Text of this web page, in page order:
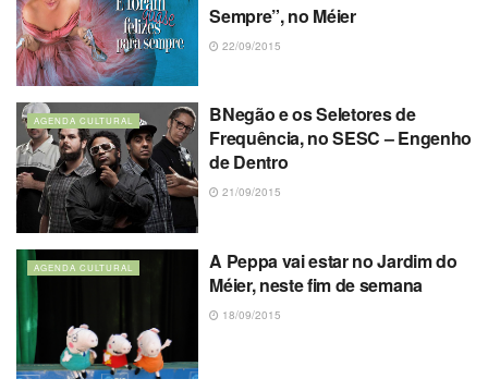
Sempre”, no Méier
22/09/2015
AGENDA CULTURAL
BNegão e os Seletores de
Frequência, no SESC – Engenho
de Dentro
21/09/2015
AGENDA CULTURAL
A Peppa vai estar no Jardim do
Méier, neste fim de semana
18/09/2015